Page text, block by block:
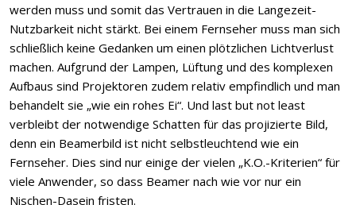
werden muss und somit das Vertrauen in die Langezeit-
Nutzbarkeit nicht stärkt. Bei einem Fernseher muss man sich
schließlich keine Gedanken um einen plötzlichen Lichtverlust
machen. Aufgrund der Lampen, Lüftung und des komplexen
Aufbaus sind Projektoren zudem relativ empfindlich und man
behandelt sie „wie ein rohes Ei“. Und last but not least
verbleibt der notwendige Schatten für das projizierte Bild,
denn ein Beamerbild ist nicht selbstleuchtend wie ein
Fernseher. Dies sind nur einige der vielen „K.O.-Kriterien“ für
viele Anwender, so dass Beamer nach wie vor nur ein
Nischen-Dasein fristen.